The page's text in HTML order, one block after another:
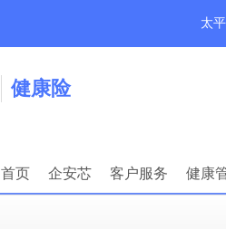
太
健康险
首页 企安芯 客户服务 健康